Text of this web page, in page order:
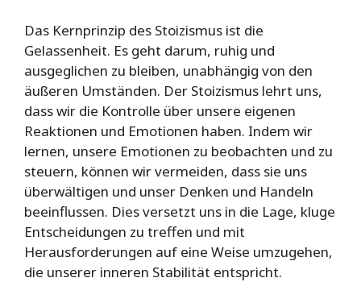
Das Kernprinzip des Stoizismus ist die
Gelassenheit. Es geht darum, ruhig und
ausgeglichen zu bleiben, unabhängig von den
äußeren Umständen. Der Stoizismus lehrt uns,
dass wir die Kontrolle über unsere eigenen
Reaktionen und Emotionen haben. Indem wir
lernen, unsere Emotionen zu beobachten und zu
steuern, können wir vermeiden, dass sie uns
überwältigen und unser Denken und Handeln
beeinflussen. Dies versetzt uns in die Lage, kluge
Entscheidungen zu treffen und mit
Herausforderungen auf eine Weise umzugehen,
die unserer inneren Stabilität entspricht.